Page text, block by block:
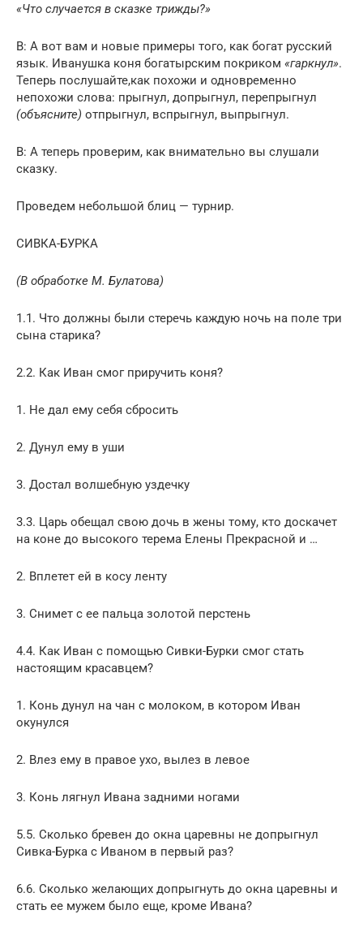
«Что случается в сказке трижды?»
В: А вот вам и новые примеры того, как богат русский
язык. Иванушка коня богатырским покриком «гаркнул».
Теперь послушайте,как похожи и одновременно
непохожи слова: прыгнул, допрыгнул, перепрыгнул
(объясните) отпрыгнул, вспрыгнул, выпрыгнул.
В: А теперь проверим, как внимательно вы слушали
сказку.
Проведем небольшой блиц — турнир.
СИВКА-БУРКА
(В обработке М. Булатова)
1.1. Что должны были стеречь каждую ночь на поле три
сына старика?
2.2. Как Иван смог приручить коня?
1. Не дал ему себя сбросить
2. Дунул ему в уши
3. Достал волшебную уздечку
3.3. Царь обещал свою дочь в жены тому, кто доскачет
на коне до высокого терема Елены Прекрасной и …
2. Вплетет ей в косу ленту
3. Снимет с ее пальца золотой перстень
4.4. Как Иван с помощью Сивки-Бурки смог стать
настоящим красавцем?
1. Конь дунул на чан с молоком, в котором Иван
окунулся
2. Влез ему в правое ухо, вылез в левое
3. Конь лягнул Ивана задними ногами
5.5. Сколько бревен до окна царевны не допрыгнул
Сивка-Бурка с Иваном в первый раз?
6.6. Сколько желающих допрыгнуть до окна царевны и
стать ее мужем было еще, кроме Ивана?